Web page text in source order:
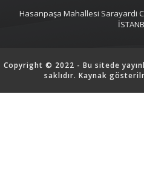
Hasanpaşa Mahallesi Sarayardi
Copyright © 2022 - Bu sitede
saklıdır. Kaynak